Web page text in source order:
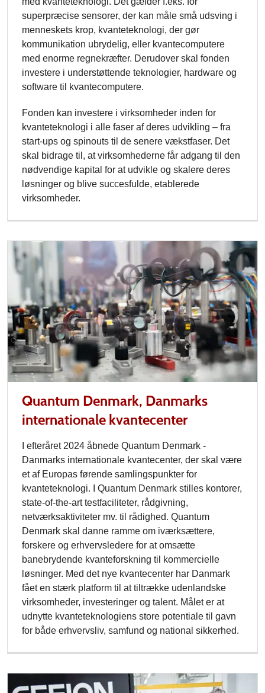
superpræcise sensorer, der kan måle små udsving i
men­neskets krop, kvanteteknologi, der gør
kommunikation ubrydelig, eller kvante­com­putere
med enorme regnekræfter. Derudover skal fonden
investere i understøttende teknologier, hardware og
software til kvantecom­putere.
Fonden kan investere i virksomheder inden for
kvanteteknologi i alle faser af deres udvikling – fra
start-ups og spinouts til de senere vækstfaser. Det
skal bidrage til, at virksomhederne får adgang til den
nødvendige kapital for at udvikle og skalere deres
løsninger og blive succesfulde, etablerede
virksomheder.
Quantum Denmark, Danmarks
internationale kvantecenter
I efteråret 2024 åbnede Quantum Denmark -
Danmarks internationale kvantecenter, der skal være
et af Europas førende samlingspunkter for
kvanteteknologi. I Quantum Denmark stilles kontorer,
state-of-the-art testfaciliteter, rådgivning,
netværksaktiviteter mv. til rådighed. Quantum
Denmark skal danne ramme om iværksættere,
forskere og erhvervsledere for at omsætte
banebrydende kvanteforskning til kommercielle
løsninger. Med det nye kvantecenter har Danmark
fået en stærk platform til at tiltrække udenlandske
virksomheder, investeringer og talent. Målet er at
udnytte kvanteteknologiens store potentiale til gavn
for både erhvervsliv, samfund og national sikkerhed.